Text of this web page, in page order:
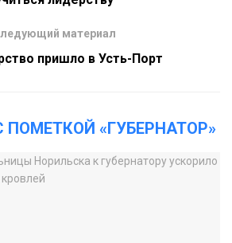
материал
пришло в Усть-Порт
«ГУБЕРНАТОР»